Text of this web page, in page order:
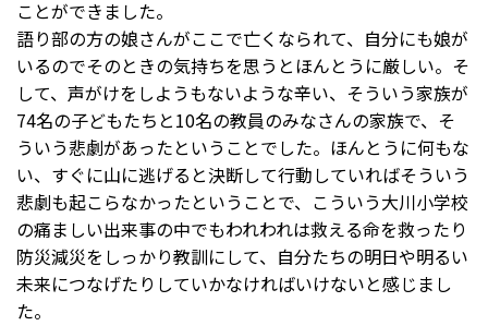
ことができました。
語り部の方の娘さんがここで亡くなられて、自分にも娘が
いるのでそのときの気持ちを思うとほんとうに厳しい。そ
して、声がけをしようもないような辛い、そういう家族が
74名の子どもたちと10名の教員のみなさんの家族で、そ
ういう悲劇があったということでした。ほんとうに何もな
い、すぐに山に逃げると決断して行動していればそういう
悲劇も起こらなかったということで、こういう大川小学校
の痛ましい出来事の中でもわれわれは救える命を救ったり
防災減災をしっかり教訓にして、自分たちの明日や明るい
未来につなげたりしていかなければいけないと感じまし
た。